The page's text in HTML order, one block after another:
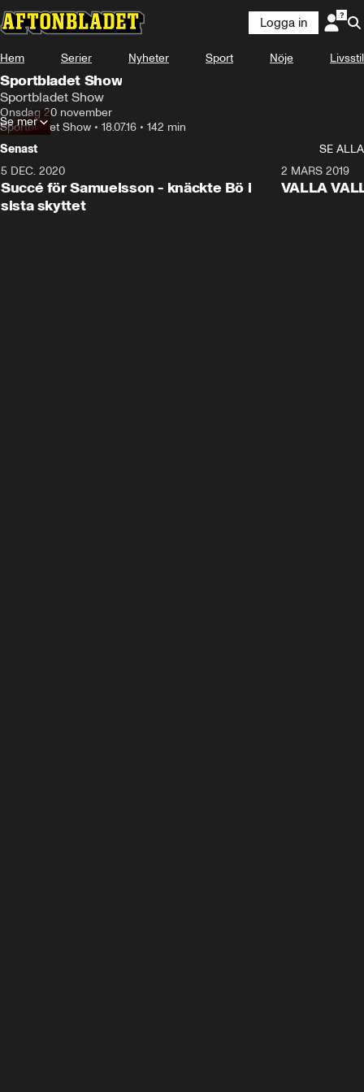
Logga in
Hem Serier Nyheter Sport Nöje Livsstil
Sportbladet Show
Sportbladet Show
Onsdag 20 november
Sportbladet Show • 18.07.16 • 142 min
Se mer
Senast
SE ALLA
5 DEC. 2020
Succé för Samuelsson - knäckte Bö i
sista skyttet
2 MARS 2019
VALLA